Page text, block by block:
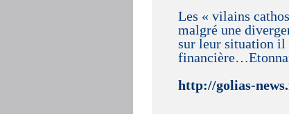
Les « vilains
malgré une
sur leur situation il
http://golias-